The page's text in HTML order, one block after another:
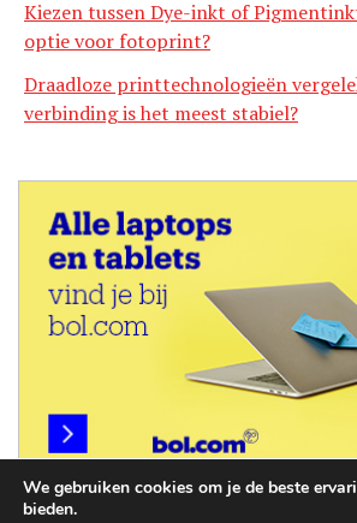
Kiezen tussen Dye-inkt of
optie voor fotoprint?
Draadloze printtechnologieën
verbinding is het meest stabiel?
We gebruiken cookies om je de beste
bieden.